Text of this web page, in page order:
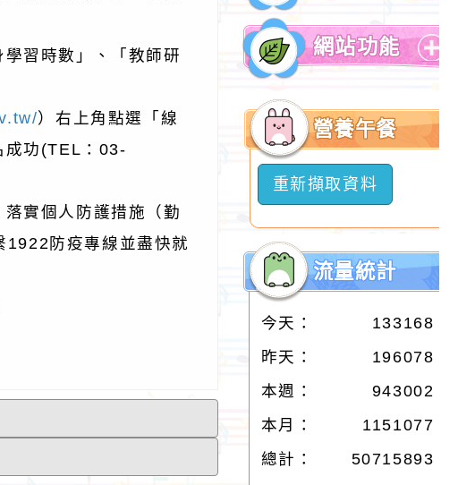
習時數」、「教師研
）右上角點選「線
成功(TEL：03-
實個人防護措施（勤
1922防疫專線並盡快就
開
選
單
網站功能
展
選
營養午餐
重新擷取資料
流量統計
今天：
133168
昨天：
196078
本週：
943002
本月：
1151077
總計：
50715893